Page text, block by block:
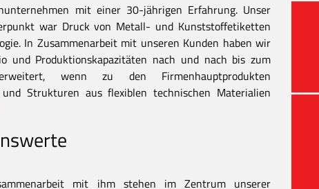
mit einer 30-jährigen Erfahrung. Unser
war Druck von Metall- und Kunststoffetiketten
In Zusammenarbeit mit unseren Kunden haben wir
und Produktionskapazitäten nach und nach bis zum
wenn zu den Firmenhauptprodukten
und Strukturen aus flexiblen technischen Materialien
mit ihm stehen im Zentrum unserer